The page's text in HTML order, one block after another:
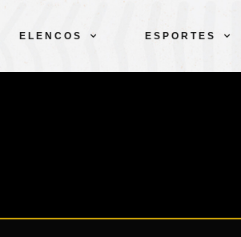
ELENCOS ESPORTES